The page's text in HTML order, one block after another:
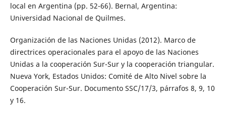
local en Argentina (pp. 52-66). Bernal, Argentina:
Universidad Nacional de Quilmes.
Organización de las Naciones Unidas (2012). Marco de
directrices operacionales para el apoyo de las Naciones
Unidas a la cooperación Sur-Sur y la cooperación triangular.
Nueva York, Estados Unidos: Comité de Alto Nivel sobre la
Cooperación Sur-Sur. Documento SSC/17/3, párrafos 8, 9, 10
y 16.